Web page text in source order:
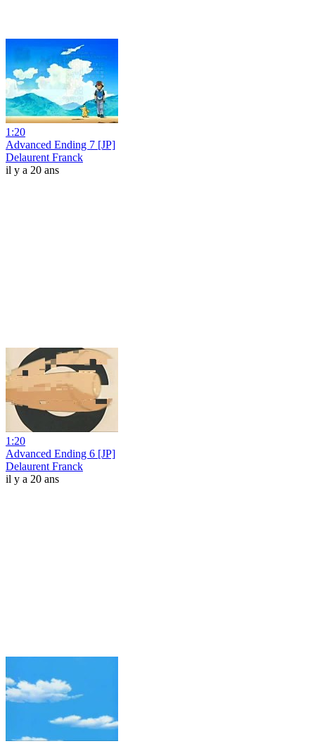
1:20
Advanced Ending 7 [JP]
Delaurent Franck
il y a 20 ans
1:20
Advanced Ending 6 [JP]
Delaurent Franck
il y a 20 ans